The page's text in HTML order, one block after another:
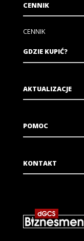
CENNIK
CENNIK
GDZIE KUPIĆ?
AKTUALIZACJE
POMOC
KONTAKT